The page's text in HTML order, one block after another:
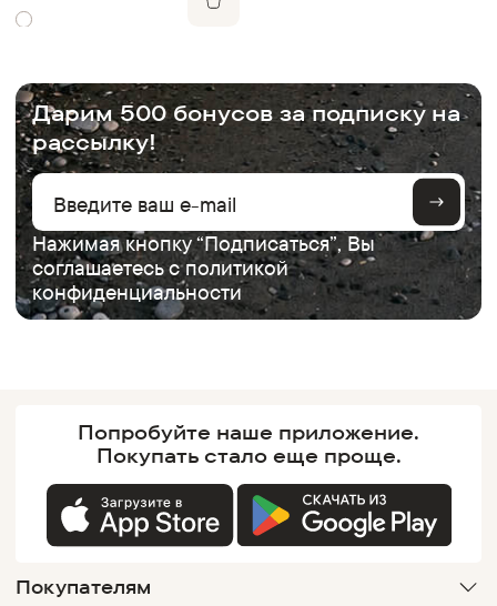
Дарим 500 бонусов за подписку на
рассылку!
Нажимая кнопку “Подписаться”, Вы
соглашаетесь сполитикой
конфиденциальности
Попробуйте наше приложение.
Покупатьстало еще проще.
Покупателям